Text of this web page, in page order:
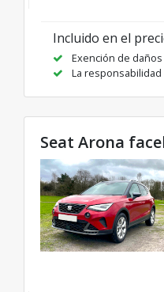
Incluido en el
Exención de
La responsabilidad
Seat Arona